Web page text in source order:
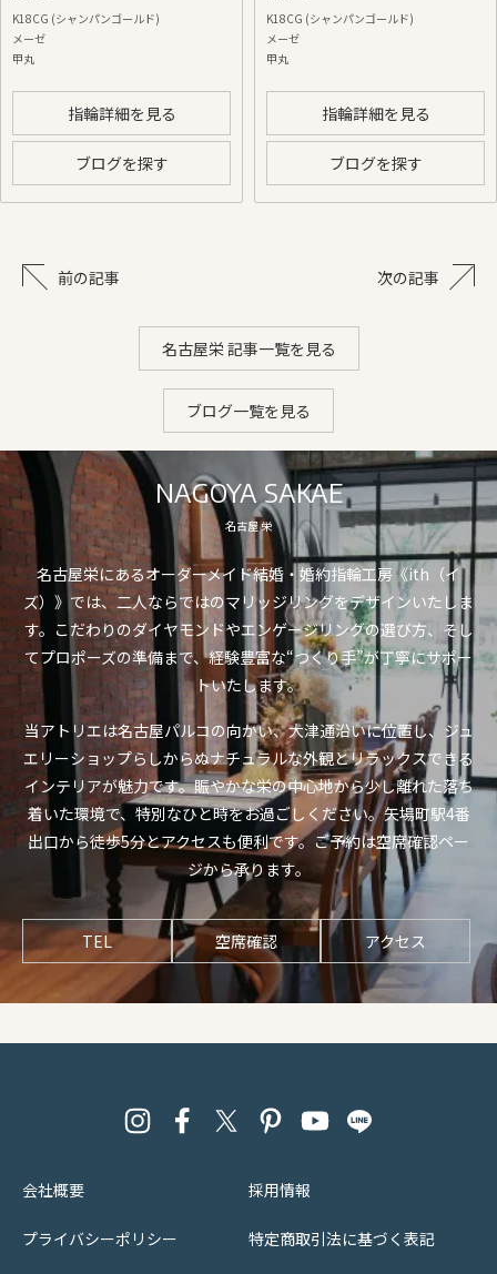
K18CG (シャンパンゴールド)
メーゼ
甲丸
指輪詳細を見る
ブログを探す
K18CG (シャンパンゴールド)
メーゼ
甲丸
指輪詳細を見る
ブログを探す
前の記事 次の記事
名古屋栄 記事一覧を見る
ブログ一覧を見る
NAGOYA SAKAE
名古屋 栄
名古屋栄にあるオーダーメイド結婚・婚約指輪工房《ith（イ
ズ）》では、二人ならではのマリッジリングをデザインいたしま
す。こだわりのダイヤモンドやエンゲージリングの選び方、そし
てプロポーズの準備まで、経験豊富な“つくり手”が丁寧にサポー
トいたします。
当アトリエは名古屋パルコの向かい、大津通沿いに位置し、ジュ
エリーショップらしからぬナチュラルな外観とリラックスできる
インテリアが魅力です。賑やかな栄の中心地から少し離れた落ち
着いた環境で、特別なひと時をお過ごしください。矢場町駅4番
出口から徒歩5分とアクセスも便利です。ご予約は空席確認ペー
ジから承ります。
TEL 空席確認 アクセス
会社概要 採用情報
プライバシーポリシー 特定商取引法に基づく表記